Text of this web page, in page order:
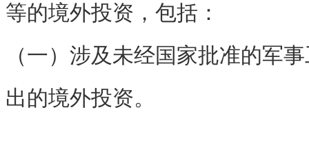
等的境外投资，包括：
（一）涉及未经国家批准的军
出的境外投资。